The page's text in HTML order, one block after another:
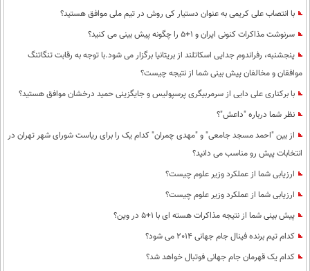
با انتصاب علی کریمی به عنوان دستیار کی روش در تیم ملی موافق هستید؟
سرنوشت مذاکرات کنونی ایران و 1+5 را چگونه پیش بینی می کنید؟
پنجشنبه، رفراندوم جدایی اسکاتلند از بریتانیا برگزار می شود.با توجه به رقابت تنگاتنگ
موافقان و مخالفان پیش بینی شما از نتیجه چیست؟
با برکناری علی دایی از سرمربیگری پرسپولیس و جایگزینی حمید درخشان موافق هستید؟
نظر شما درباره "داعش"؟
از بین "احمد مسجد جامعی" و "مهدی چمران" کدام یک را برای ریاست شورای شهر تهران در
انتخابات پیش رو مناسب می دانید؟
ارزیابی شما از عملکرد وزیر علوم چیست؟
ارزیابی شما از عملکرد وزیر علوم چیست؟
پیش بینی شما از نتیجه مذاکرات هسته ای با 1+5 در وین؟
کدام تیم برنده فینال جام جهانی 2014 می شود؟
کدام یک قهرمان جام جهانی فوتبال خواهد شد؟